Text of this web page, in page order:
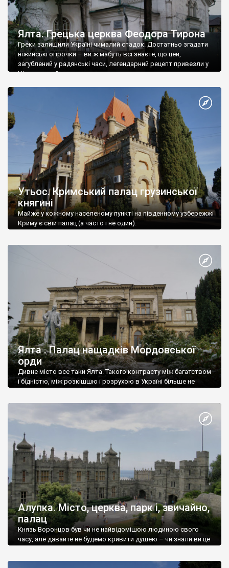
Ялта. Грецька церква Феодора Тирона
Греки залишили Україні чималий спадок. Достатньо згадати
ніжинські огірочки – ви ж мабуть всі знаєте, що цей,
загублений у радянські часи, легендарний рецепт привезли у
Ніжин греки?
Утьос. Кримський палац грузинської
княгині
Майже у кожному населеному пункті на південному узбережжі
Криму є свій палац (а часто і не один).
Ялта . Палац нащадків Мордовської
орди
Дивне місто все таки Ялта. Такого контрасту між багатством
і бідністю, між розкішшю і розрухою в Україні більше не
Алупка. Місто, церква, парк і, звичайно,
палац
Князь Воронцов був чи не найвідомішою людиною свого
часу, але давайте не будемо кривити душею – чи знали ви це